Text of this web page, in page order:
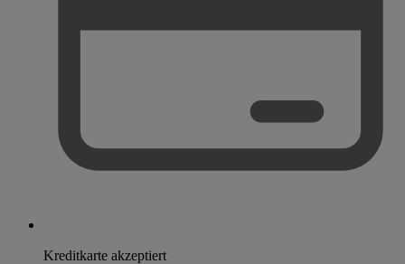
Kreditkarte akzeptiert